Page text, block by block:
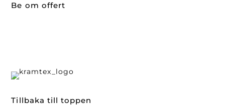
Be om offert
Tillbaka till toppen